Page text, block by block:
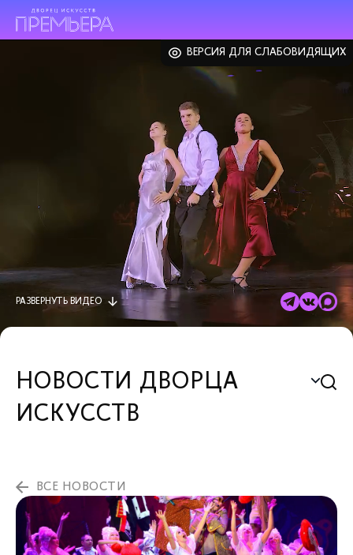
ВЕРСИЯ ДЛЯ СЛАБОВИДЯЩИХ
РАЗВЕРНУТЬ ВИДЕО
НОВОСТИ ДВОРЦА
ИСКУССТВ
ВСЕ НОВОСТИ